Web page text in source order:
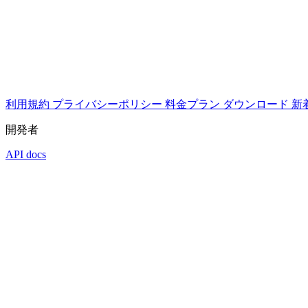
利用規約 プライバシーポリシー 料金プラン ダウンロード 新
開発者
API docs